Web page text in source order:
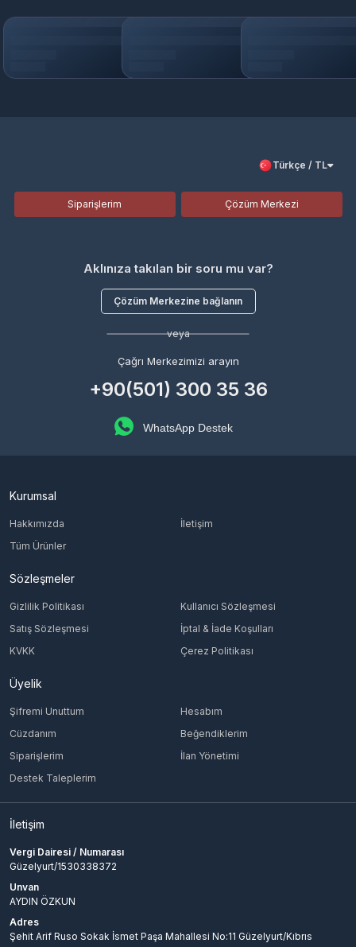
Türkçe / TL
Siparişlerim Çözüm Merkezi
Aklınıza takılan bir soru mu var?
Çözüm Merkezine bağlanın
veya
Çağrı Merkezimizi arayın
+90(501) 300 35 36
WhatsApp Destek
Kurumsal
Hakkımızda
İletişim
Tüm Ürünler
Sözleşmeler
Gizlilik Politikası
Kullanıcı Sözleşmesi
Satış Sözleşmesi
İptal & İade Koşulları
KVKK
Çerez Politikası
Üyelik
Şifremi Unuttum
Hesabım
Cüzdanım
Beğendiklerim
Siparişlerim
İlan Yönetimi
Destek Taleplerim
İletişim
Vergi Dairesi / Numarası
Güzelyurt/1530338372
Unvan
AYDIN ÖZKUN
Adres
Şehit Arif Ruso Sokak İsmet Paşa Mahallesi No:11 Güzelyurt/Kıbrıs